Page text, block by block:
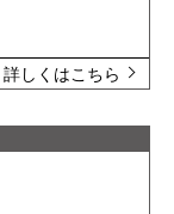
詳しくはこちら